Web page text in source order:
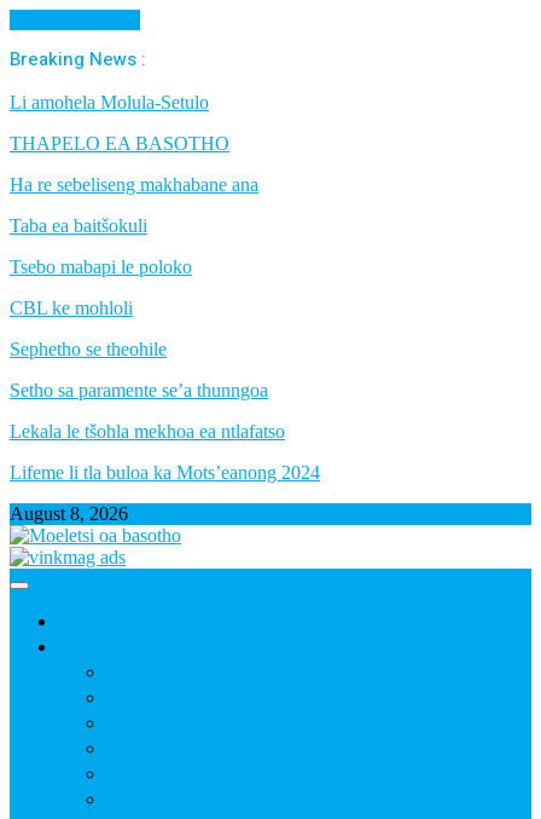
Breaking News :
Li amohela Molula-Setulo
THAPELO EA BASOTHO
Ha re sebeliseng makhabane ana
Taba ea baitšokuli
Tsebo mabapi le poloko
CBL ke mohloli
Sephetho se theohile
Setho sa paramente se’a thunngoa
Lekala le tšohla mekhoa ea ntlafatso
Lifeme li tla buloa ka Mots’eanong 2024
August 8, 2026